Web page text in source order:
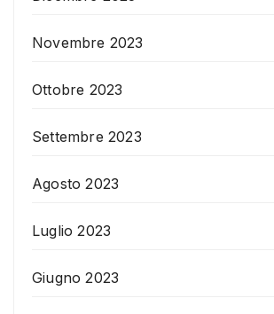
Novembre 2023
Ottobre 2023
Settembre 2023
Agosto 2023
Luglio 2023
Giugno 2023